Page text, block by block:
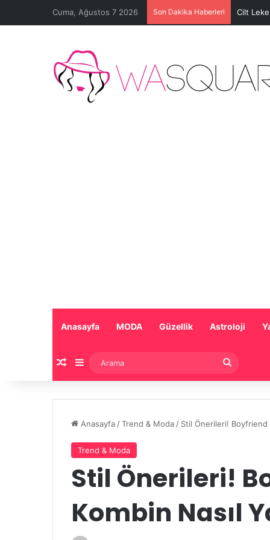
Cuma, Ağustos 7 2026 Son Dakika Haberleri Cilt
Anasayfa MODA Güzellik Astroloji
Rastgele Makale
Kenar Bölmesi
Anasayfa /Trend & Moda / Stil Önerileri! Boyfriend
Trend & Moda
Stil Önerileri!
Kombin Nasıl